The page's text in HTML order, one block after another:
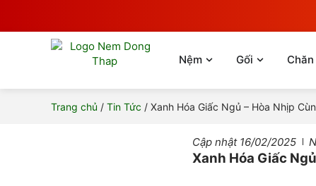
nội
Nệm Open Nệm
Gối Open Gối
Chăn
Trang chủ / Tin Tức / Xanh Hóa Giấc Ngủ – Hòa Nhịp
Cập nhật 16/02/2025
Xanh Hóa Giấc